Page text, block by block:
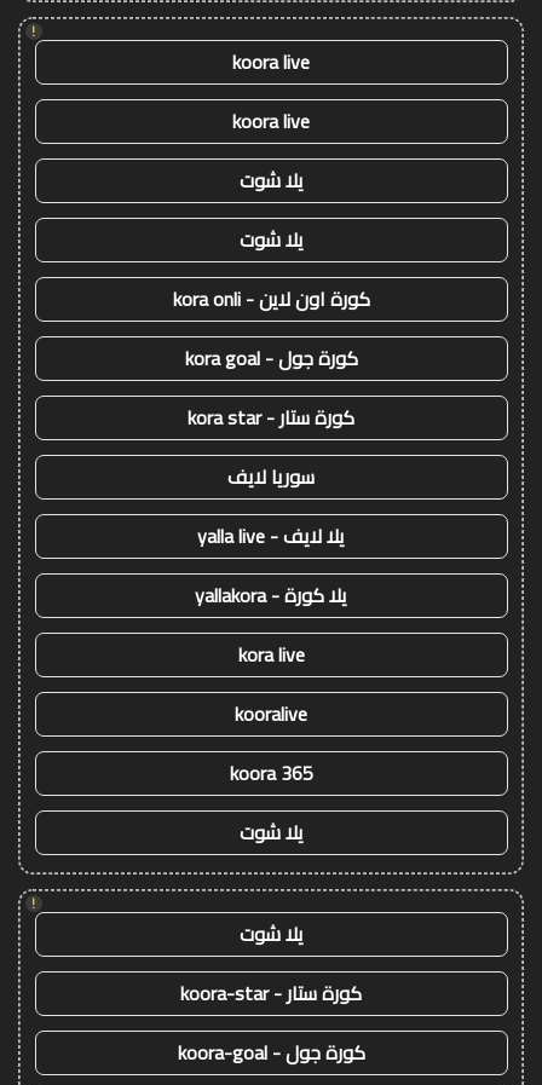
!
koora live
koora live
يلا شوت
يلا شوت
كورة اون لاين - kora onli
كورة جول - kora goal
كورة ستار - kora star
سوريا لايف
يلا لايف - yalla live
يلا كورة - yallakora
kora live
kooralive
koora 365
يلا شوت
!
يلا شوت
كورة ستار - koora-star
كورة جول - koora-goal